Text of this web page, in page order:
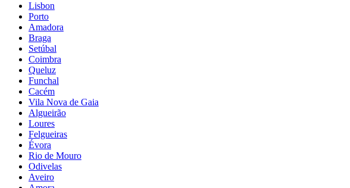
Lisbon
Porto
Amadora
Braga
Setúbal
Coimbra
Queluz
Funchal
Cacém
Vila Nova de Gaia
Algueirão
Loures
Felgueiras
Évora
Rio de Mouro
Odivelas
Aveiro